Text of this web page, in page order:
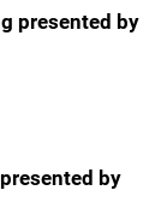
presented by
by